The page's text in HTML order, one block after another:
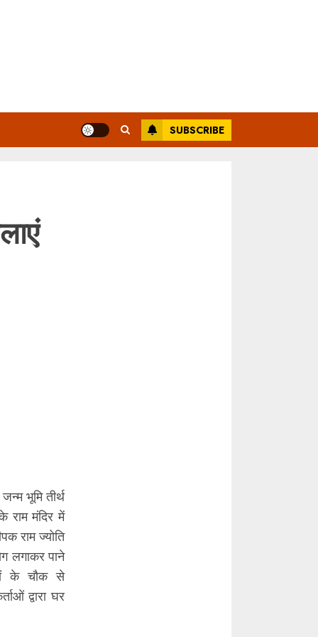
SUBSCRIBE
भूमि तीर्थ
राम मंदिर में
राम ज्योति
लगाकर पाने
के चौक से
द्वारा घर